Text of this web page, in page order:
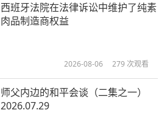
恢复地球最初的盟约：Ｂ星球的愿景
现成的纯素酥皮点心食谱（二集之
西班牙法院在法律诉讼中维护了纯素
肉品制造商权益
2026-08-06 279 次观看
师父内边的和平会谈（二集之一）
2026.07.29